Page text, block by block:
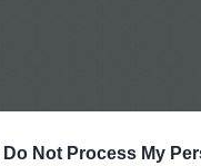
Do Not Process My